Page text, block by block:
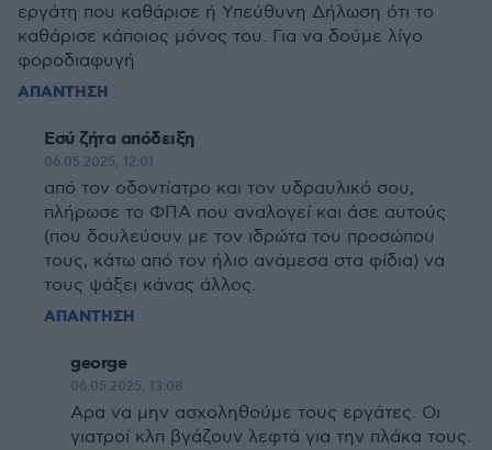
εργάτη που καθάρισε ή Υπεύθυνη Δήλωση ότι το
καθάρισε κάποιος μόνος του. Για να δούμε λίγο
φοροδιαφυγή
ΑΠΑΝΤΗΣΗ
Εσύ ζήτα απόδειξη
06.05.2025, 12:01
από τον οδοντίατρο και τον υδραυλικό σου,
πλήρωσε το ΦΠΑ που αναλογεί και άσε αυτούς
(που δουλεύουν με τον ιδρώτα του προσώπου
τους, κάτω από τον ήλιο ανάμεσα στα φίδια) να
τους ψάξει κάνας άλλος.
ΑΠΑΝΤΗΣΗ
george
06.05.2025, 13:08
Αρα να μην ασχοληθούμε τους εργάτες. Οι
γιατροί κλπ βγάζουν λεφτά για την πλάκα τους.